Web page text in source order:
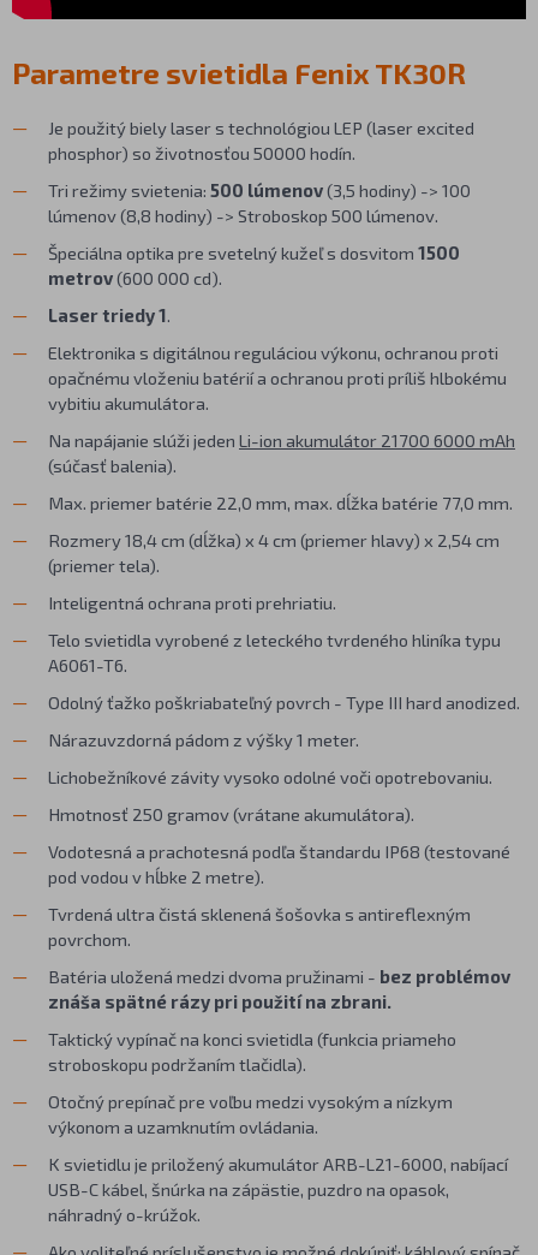
Parametre svietidla Fenix TK30R
Je použitý biely laser s technológiou LEP (laser excited
phosphor) so životnosťou 50000 hodín.
Tri režimy svietenia: 500 lúmenov(3,5 hodiny) -> 100
lúmenov (8,8 hodiny) -> Stroboskop 500 lúmenov.
Špeciálna optika pre svetelný kužeľ s dosvitom 1500
metrov(600 000 cd).
Laser triedy 1.
Elektronika s digitálnou reguláciou výkonu, ochranou proti
opačnému vloženiu batérií a ochranou proti príliš hlbokému
vybitiu akumulátora.
Na napájanie slúži jeden Li-ion akumulátor 21700 6000 mAh
(súčasť balenia).
Max. priemer batérie 22,0 mm, max. dĺžka batérie 77,0 mm.
Rozmery 18,4 cm (dĺžka) x 4 cm (priemer hlavy) x 2,54 cm
(priemer tela).
Inteligentná ochrana proti prehriatiu.
Telo svietidla vyrobené z leteckého tvrdeného hliníka typu
A6061-T6.
Odolný ťažko poškriabateľný povrch - Type III hard anodized.
Nárazuvzdorná pádom z výšky 1 meter.
Lichobežníkové závity vysoko odolné voči opotrebovaniu.
Hmotnosť 250 gramov (vrátane akumulátora).
Vodotesná a prachotesná podľa štandardu IP68 (testované
pod vodou v hĺbke 2 metre).
Tvrdená ultra čistá sklenená šošovka s antireflexným
povrchom.
Batéria uložená medzi dvoma pružinami - bez problémov
znáša spätné rázy pri použití na zbrani.
Taktický vypínač na konci svietidla (funkcia priameho
stroboskopu podržaním tlačidla).
Otočný prepínač pre voľbu medzi vysokým a nízkym
výkonom a uzamknutím ovládania.
K svietidlu je priložený akumulátor ARB-L21-6000, nabíjací
USB-C kábel, šnúrka na zápästie, puzdro na opasok,
náhradný o-krúžok.